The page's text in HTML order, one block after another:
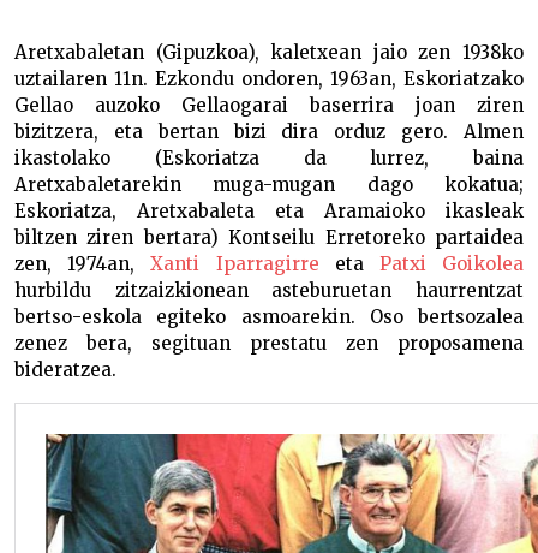
Aretxabaletan (Gipuzkoa), kaletxean jaio zen 1938ko
uztailaren 11n. Ezkondu ondoren, 1963an, Eskoriatzako
Gellao auzoko Gellaogarai baserrira joan ziren
bizitzera, eta bertan bizi dira orduz gero. Almen
ikastolako (Eskoriatza da lurrez, baina
Aretxabaletarekin muga-mugan dago kokatua;
Eskoriatza, Aretxabaleta eta Aramaioko ikasleak
biltzen ziren bertara) Kontseilu Erretoreko partaidea
zen, 1974an,Xanti Iparragirre eta Patxi Goikolea
hurbildu zitzaizkionean asteburuetan haurrentzat
bertso-eskola egiteko asmoarekin. Oso bertsozalea
zenez bera, segituan prestatu zen proposamena
bideratzea.